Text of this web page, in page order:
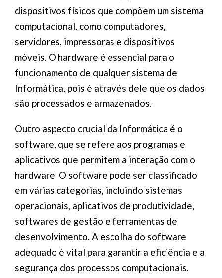
dispositivos físicos que compõem um sistema
computacional, como computadores,
servidores, impressoras e dispositivos
móveis. O hardware é essencial para o
funcionamento de qualquer sistema de
Informática, pois é através dele que os dados
são processados e armazenados.
Outro aspecto crucial da Informática é o
software, que se refere aos programas e
aplicativos que permitem a interação com o
hardware. O software pode ser classificado
em várias categorias, incluindo sistemas
operacionais, aplicativos de produtividade,
softwares de gestão e ferramentas de
desenvolvimento. A escolha do software
adequado é vital para garantir a eficiência e a
segurança dos processos computacionais.